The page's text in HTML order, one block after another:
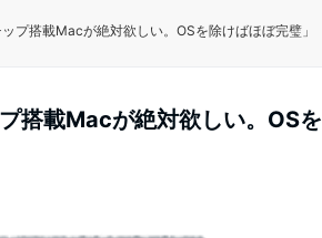
プ搭載Macが絶対欲しい。OSを除けばほぼ完璧」
搭載Macが絶対欲しい。OSを